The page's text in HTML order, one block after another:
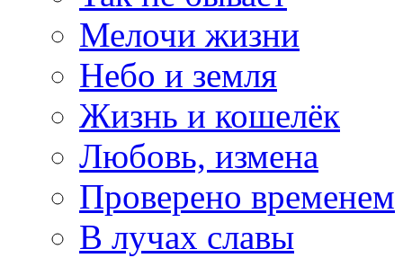
Мелочи жизни
Небо и земля
Жизнь и кошелёк
Любовь, измена
Проверено временем
В лучах славы